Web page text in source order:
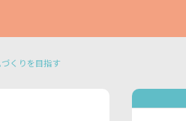
くりを目指す